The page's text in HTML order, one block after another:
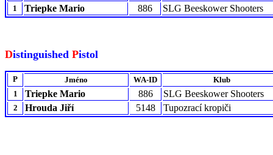
1
Triepke Mario 886 SLG Beeskower Shooters
Distinguished Pistol
P Jméno WA-ID
Klub
1
Triepke Mario 886 SLG Beeskower Shooters
2 Hrouda Jiří 5148 Tupozrací kropiči